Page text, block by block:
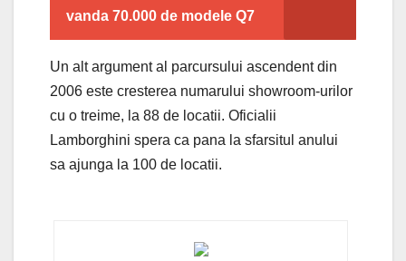
vanda 70.000 de modele Q7
Un alt argument al parcursului ascendent din
2006 este cresterea numarului showroom-urilor
cu o treime, la 88 de locatii. Oficialii
Lamborghini spera ca pana la sfarsitul anului
sa ajunga la 100 de locatii.